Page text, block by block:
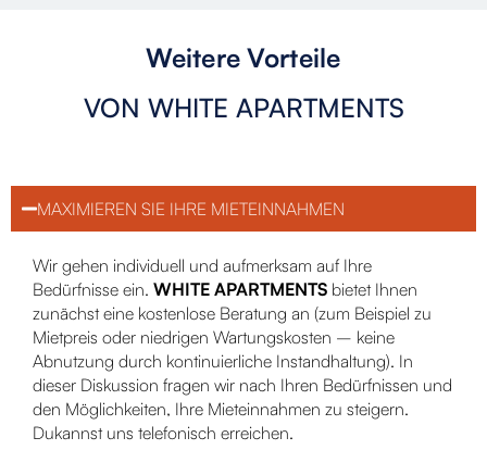
Weitere Vorteile
VON WHITE APARTMENTS
MAXIMIEREN SIE IHRE MIETEINNAHMEN
Wir gehen individuell und aufmerksam auf Ihre
Bedürfnisse ein.WHITE APARTMENTS bietet Ihnen
zunächst eine kostenlose Beratung an (zum Beispiel zu
Mietpreis oder niedrigen Wartungskosten – keine
Abnutzung durch kontinuierliche Instandhaltung). In
dieser Diskussion fragen wir nach Ihren Bedürfnissen und
den Möglichkeiten, Ihre Mieteinnahmen zu steigern.
Dukannst uns telefonisch erreichen.